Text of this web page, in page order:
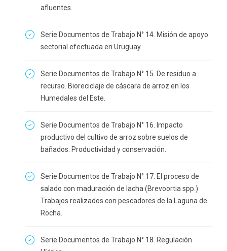
afluentes.
Serie Documentos de Trabajo N° 14. Misión de apoyo
sectorial efectuada en Uruguay.
Serie Documentos de Trabajo N° 15. De residuo a
recurso. Bioreciclaje de cáscara de arroz en los
Humedales del Este.
Serie Documentos de Trabajo N° 16. Impacto
productivo del cultivo de arroz sobre suelos de
bañados: Productividad y conservación.
Serie Documentos de Trabajo N° 17. El proceso de
salado con maduración de lacha (Brevoortia spp.)
Trabajos realizados con pescadores de la Laguna de
Rocha.
Serie Documentos de Trabajo N° 18. Regulación